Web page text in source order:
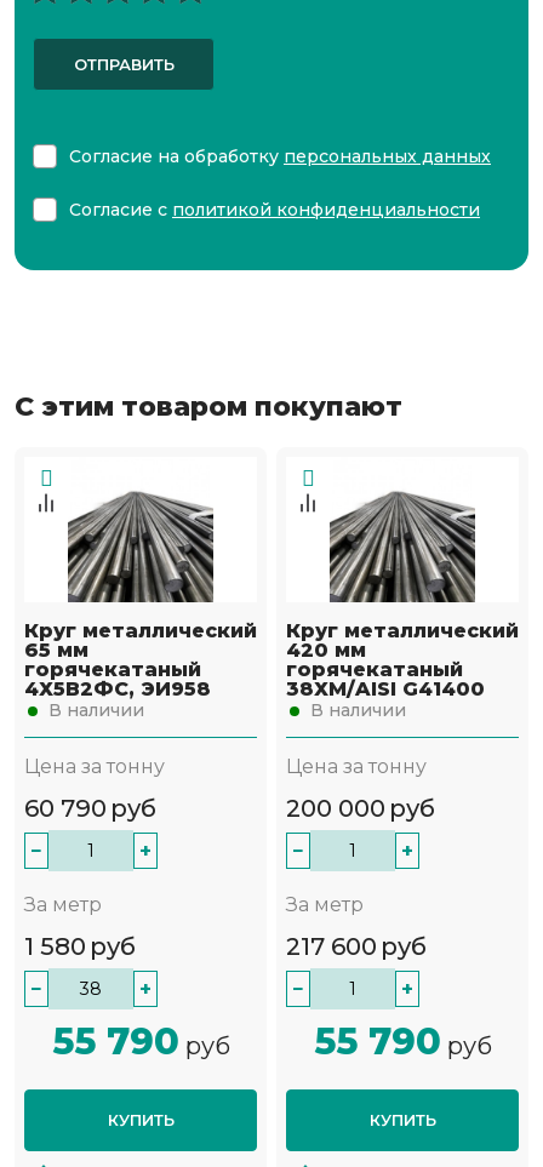
ОТПРАВИТЬ
Согласие на обработку персональных данных
Согласие с политикой конфиденциальности
С этим товаром покупают
Круг металлический
65 мм
горячекатаный
4Х5В2ФС, ЭИ958
В наличии
Цена за тонну
60 790 руб
− +
За метр
1 580 руб
− +
55 790 руб
КУПИТЬ
Круг металлический
420 мм
горячекатаный
38ХМ/AISI G41400
В наличии
Цена за тонну
200 000 руб
− +
За метр
217 600 руб
− +
55 790 руб
КУПИТЬ